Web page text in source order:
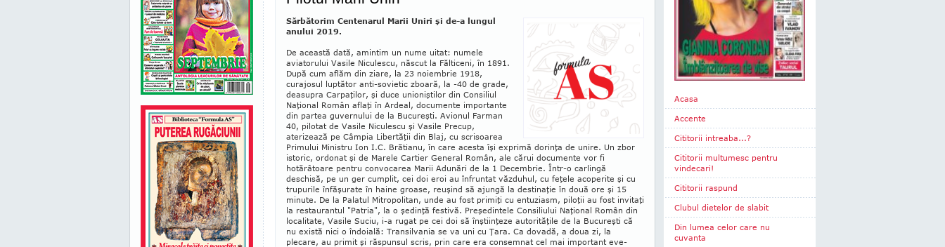
Sărbătorim Centenarul Marii Uniri şi de-a lungul
anului 2019.
De această dată, amintim un nume uitat: numele
aviatorului Vasile Niculescu, născut la Fălticeni, în 1891.
După cum aflăm din ziare, la 23 no­iem­brie 1918,
curajosul luptător anti-sovietic zboară, la -40 de grade,
deasupra Carpaţilor, şi duce unioniştilor din Consiliul
Naţional Român aflaţi în Ardeal, documente importante
din partea gu­vernului de la Bucureşti. Avionul Farman
40, pi­lotat de Vasile Niculescu şi Vasile Precup,
aterizează pe Câm­pia Libertăţii din Blaj, cu scrisoarea
Primului Mi­nistru Ion I.C. Brătianu, în care acesta îşi exprimă dorinţa de unire. Un zbor
istoric, ordonat şi de Marele Cartier General Român, ale cărui documente vor fi
hotărâtoare pentru convocarea Marii Adunări de la 1 Decembrie. Într-o carlingă
deschisă, pe un ger cumplit, cei doi eroi au înfruntat văzduhul, cu feţele acoperite şi cu
trupurile înfăşurate în haine groase, reuşind să ajungă la destinaţie în două ore şi 15
minute. De la Palatul Mitropolitan, unde au fost primiţi cu entuziasm, piloţii au fost invitaţi
la res­taurantul "Patria", la o şedinţă festivă. Preşedintele Con­siliului Naţional Român din
localitate, Vasile Suciu, i-a rugat pe cei doi să înştiinţeze autorităţile de la Bucureşti că
nu există nici o îndoială: Transilvania se va uni cu Ţara. Ca dovadă, a doua zi, la
plecare, au primit şi răspun­sul scris, prin care era consemnat cel mai important eve­
Acasa
Accente
Cititorii intreaba...?
Cititorii multumesc pentru
vindecari!
Cititorii raspund
Clubul dietelor de slabit
Din lumea celor care nu
cuvanta